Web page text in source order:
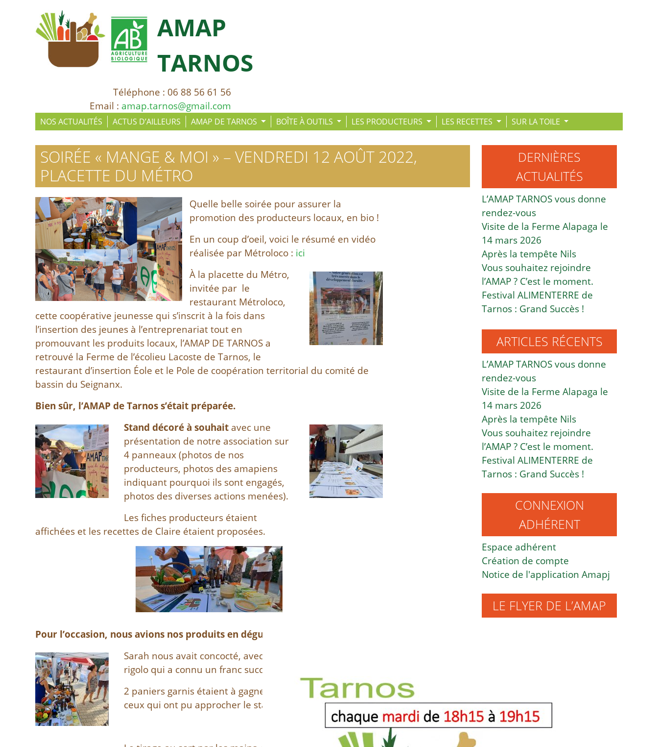
AMAP
TARNOS
Téléphone : 06 88 56 61 56
Email : amap.tarnos@gmail.com
NOS ACTUALITÉS ACTUS D’AILLEURS AMAP DE TARNOS BOÎTE À OUTILS LES PRODUCTEURS LES RECETTES SUR LA TOILE
SOIRÉE « MANGE & MOI » – VENDREDI 12 AOÛT 2022,
PLACETTE DU MÉTRO
Quelle belle soirée pour assurer la
promotion des producteurs locaux, en bio !
En un coup d’oeil, voici le résumé en vidéo
réalisée par Métroloco : ici
À la placette du Métro,
invitée par le
restaurant Métroloco,
cette coopérative jeunesse qui s’inscrit à la fois dans
l’insertion des jeunes à l’entreprenariat tout en
promouvant les produits locaux, l’AMAP DE TARNOS a
retrouvé la Ferme de l’écolieu Lacoste de Tarnos, le
restaurant d’insertion Éole et le Pole de coopération territorial du comité de
bassin du Seignanx.
Bien sûr, l’AMAP de Tarnos s’était préparée.
Stand décoré à souhaitavec une
présentation de notre association sur
4 panneaux (photos de nos
producteurs, photos des amapiens
indiquant pourquoi ils sont engagés,
photos des diverses actions menées).
Les fiches producteurs étaient
affichées et les recettes de Claire étaient proposées.
Pour l’occasion, nous avions nos produits en dégustation.
Sarah nous avait concocté, avec l’aide de Monsieur, un jeu
rigolo qui a connu un franc succès.
2 paniers garnis étaient à gagner. Inutile de le dire : tout
ceux qui ont pu approcher le stand s’y sont essayés.
DERNIÈRES
ACTUALITÉS
L’AMAP TARNOS vous donne
rendez-vous
Visite de la Ferme Alapaga le
14 mars 2026
Après la tempête Nils
Vous souhaitez rejoindre
l’AMAP ? C’est le moment.
Festival ALIMENTERRE de
Tarnos : Grand Succès !
ARTICLES RÉCENTS
L’AMAP TARNOS vous donne
rendez-vous
Visite de la Ferme Alapaga le
14 mars 2026
Après la tempête Nils
Vous souhaitez rejoindre
l’AMAP ? C’est le moment.
Festival ALIMENTERRE de
Tarnos : Grand Succès !
CONNEXION
ADHÉRENT
Espace adhérent
Création de compte
Notice de l'application Amapj
LE FLYER DE L’AMAP